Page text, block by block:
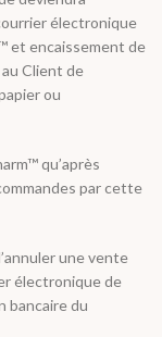
électronique
et encaissement de
Client de
ou
qu’après
par cette
une vente
électronique de
bancaire du